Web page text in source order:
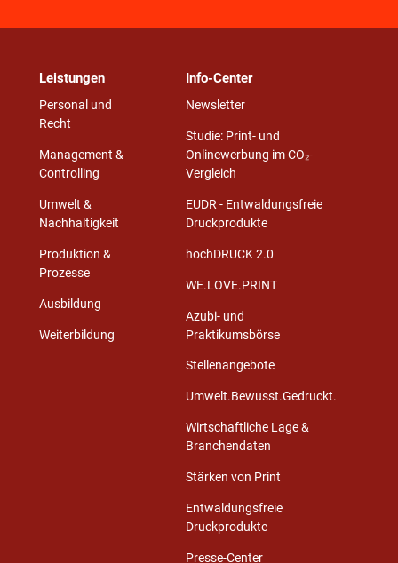
Leistungen
Personal und
Recht
Management &
Controlling
Umwelt &
Nachhaltigkeit
Produktion &
Prozesse
Ausbildung
Weiterbildung
Info-Center
Newsletter
Studie: Print- und
Onlinewerbung im CO₂-
Vergleich
EUDR - Entwaldungsfreie
Druckprodukte
hochDRUCK 2.0
WE.LOVE.PRINT
Azubi- und
Praktikumsbörse
Stellenangebote
Umwelt.Bewusst.Gedruckt.
Wirtschaftliche Lage &
Branchendaten
Stärken von Print
Entwaldungsfreie
Druckprodukte
Presse-Center